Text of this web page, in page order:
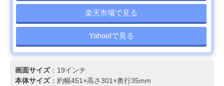
楽天市場で見る
Yahoo!で見る
画面サイズ：19インチ
本体サイズ：約幅451×高さ301×奥行35mm